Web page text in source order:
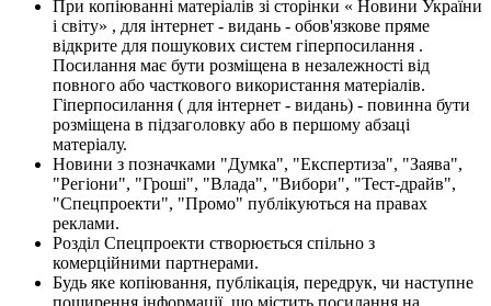
При копіюванні матеріалів зі сторінки « Новини України
і світу» , для інтернет - видань - обов'язкове пряме
відкрите для пошукових систем гіперпосилання .
Посилання має бути розміщена в незалежності від
повного або часткового використання матеріалів.
Гіперпосилання ( для інтернет - видань) - повинна бути
розміщена в підзаголовку або в першому абзаці
матеріалу.
Новини з позначками "Думка", "Експертиза", "Заява",
"Регіони", "Гроші", "Влада", "Вибори", "Тест-драйв",
"Спецпроекти", "Промо" публікуються на правах
реклами.
Розділ Спецпроекти створюється спільно з
комерційними партнерами.
Будь яке копіювання, публікація, передрук, чи наступне